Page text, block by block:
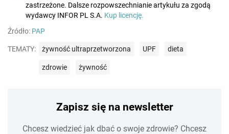
zastrzeżone. Dalsze rozpowszechnianie artykułu za zgodą
wydawcy INFOR PL S.A. Kup licencję.
Źródło: PAP
TEMATY: żywność ultraprzetworzona UPF dieta
zdrowie żywność
Zapisz się na newsletter
Chcesz wiedzieć jak dbać o swoje zdrowie? Chcesz